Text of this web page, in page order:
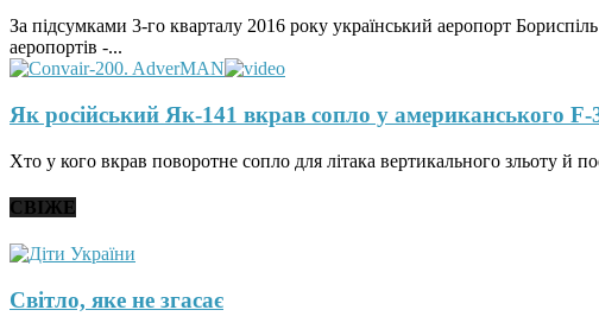
За підсумками 3-го кварталу 2016 року український аеропорт
аеропортів -...
Як російський Як-141 вкрав сопло у американського F-
Хто у кого вкрав поворотне сопло для літака вертикального зльоту
СВІЖЕ
Світло, яке не згасає